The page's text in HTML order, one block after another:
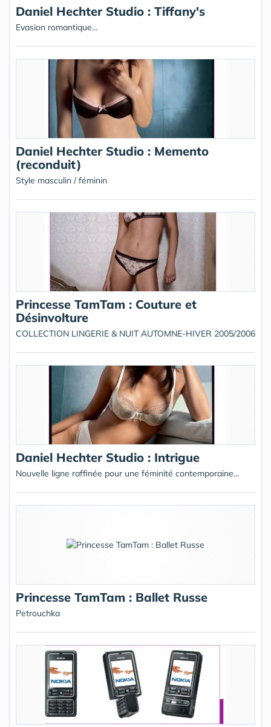
Daniel Hechter Studio : Tiffany's
Evasion romantique...
Daniel Hechter Studio : Memento
(reconduit)
Style masculin / féminin
Princesse TamTam : Couture et
Désinvolture
COLLECTION LINGERIE & NUIT AUTOMNE-HIVER 2005/2006
Daniel Hechter Studio : Intrigue
Nouvelle ligne raffinée pour une féminité contemporaine...
Princesse TamTam : Ballet Russe
Petrouchka